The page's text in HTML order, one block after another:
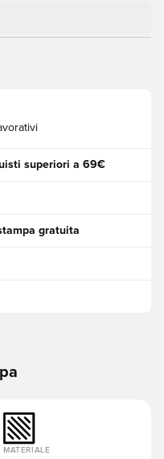
superiori a 69€
gratuita
MATERIALE